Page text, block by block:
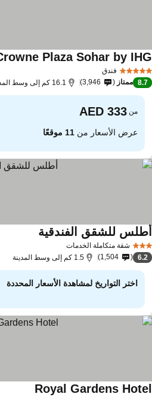
فندق
Crowne Plaza Sohar by
8.7 ممتاز 3,946 16.1 كم إلى وسط المدينة
من
عرض الأسعار من11 موقعًا
شقة متكاملة الخدمات
للشقق الفندقيةمشاهدة
6.2
1,504 1.5 كم إلى وسط المدينة
اختر التواريخ لمشاهدة الأسعار المحددة
Royal Gardens